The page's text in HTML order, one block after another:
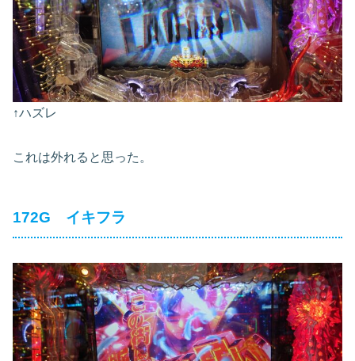
↑ハズレ
これは外れると思った。
172G イキフラ